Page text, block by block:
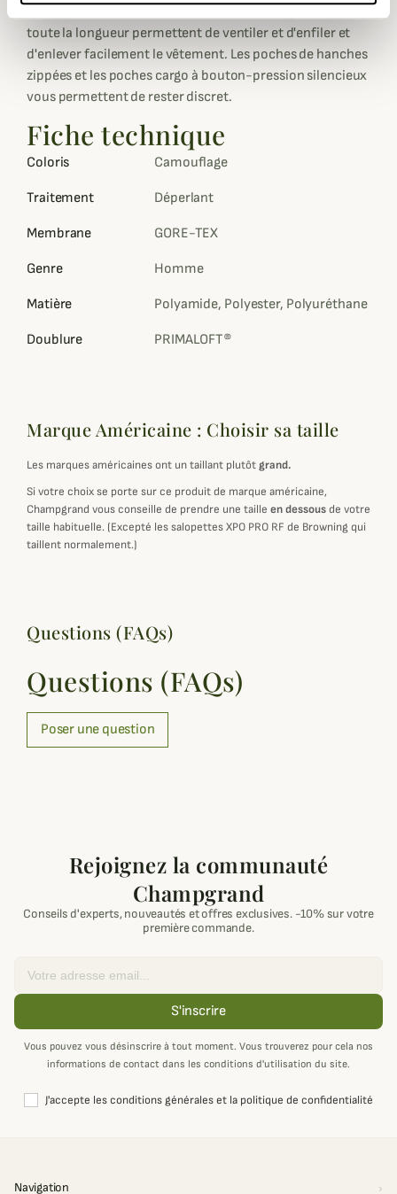
toute la longueur permettent de ventiler et d'enfiler et
d'enlever facilement le vêtement. Les poches de hanches
zippées et les poches cargo à bouton-pression silencieux
vous permettent de rester discret.
Fiche technique
Coloris Camouflage
Traitement Déperlant
Membrane GORE-TEX
Genre Homme
Matière Polyamide, Polyester, Polyuréthane
Doublure PRIMALOFT®
Marque Américaine : Choisir sa taille
Les marques américaines ont un taillant plutôt grand.
Si votre choix se porte sur ce produit de marque américaine,
Champgrand vous conseille de prendre une taille en dessousde votre
taille habituelle. (Excepté les salopettes XPO PRO RF de Browning qui
taillent normalement.)
Questions (FAQs)
Questions (FAQs)
Poser une question
Rejoignez la communauté
Champgrand
Conseils d'experts, nouveautés et offres exclusives. -10% sur votre
première commande.
S'inscrire
Vous pouvez vous désinscrire à tout moment. Vous trouverez pour cela nos
informations de contact dans les conditions d'utilisation du site.
J'accepte les conditions générales et la politique de confidentialité
Navigation